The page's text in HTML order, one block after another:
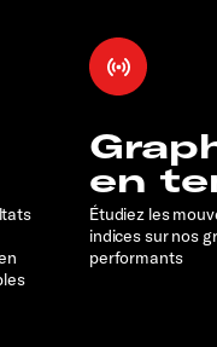
en
Étudiez les
indices sur nos
performants